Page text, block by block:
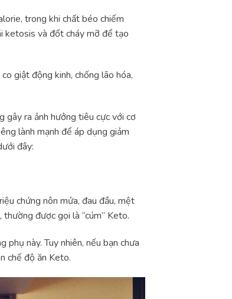
trong khi chất béo chiếm
ketosis và đốt cháy mỡ để tạo
giật động kinh, chống lão hóa,
gây ra ảnh hưởng tiêu cực với cơ
lành mạnh để áp dụng giảm
đây:
chứng nôn mửa, đau đầu, mệt
được gọi là “cúm” Keto.
này. Tuy nhiên, nếu bạn chưa
chế độ ăn Keto.